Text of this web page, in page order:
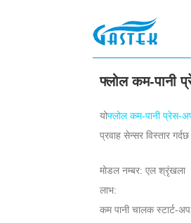
घर > पानी>ग्यास वाटर
फ्लोल कम-पानी
योफ्लोल कम-पानी प्रेस-अप
प्रवाह सेन्सर विस्तार
मोडल नम्बर: एल श्रृंखला
लाभ:
कम पानी चालक स्टार्ट-